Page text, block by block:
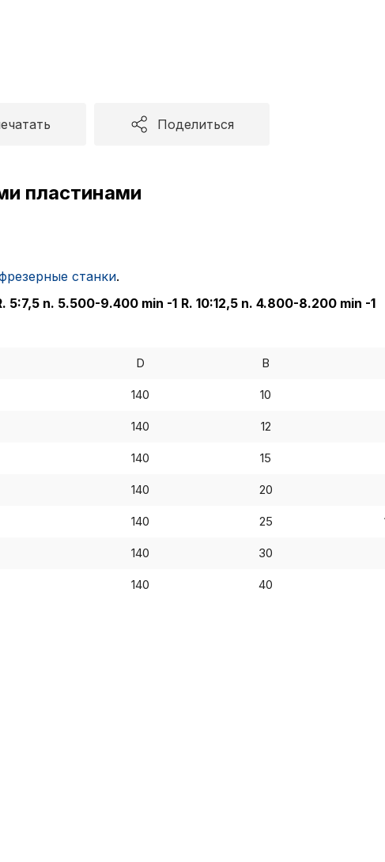
Поделиться
пластинами
станки.
5:7,5 n. 5.500-9.400 min -1 R. 10:12,5 n. 4.800-8.200 min -1
D B
140 10
140 12
140 15
140 20
140 25
140 30
140 40